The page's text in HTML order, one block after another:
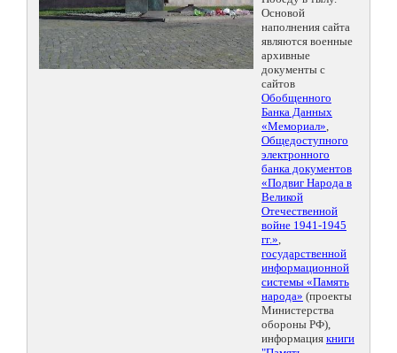
Основой
наполнения сайта
являются военные
архивные
документы с
сайтов
Обобщенного
Банка Данных
«Мемориал»,
Общедоступного
электронного
банка документов
«Подвиг Народа в
Великой
Отечественной
войне 1941-1945
гг.»,
государственной
информационной
системы «Память
народа» (проекты
Министерства
обороны РФ),
информация книги